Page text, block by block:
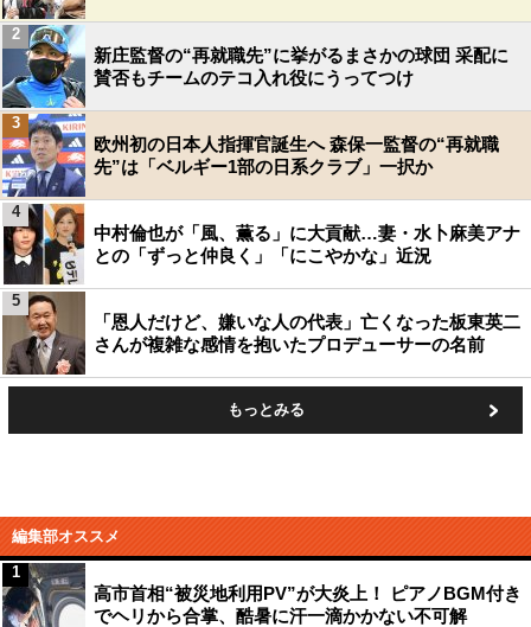
新庄監督の“再就職先”に挙がるまさかの球団 采配に
賛否もチームのテコ入れ役にうってつけ
2
欧州初の日本人指揮官誕生へ 森保一監督の“再就職
先”は「ベルギー1部の日系クラブ」一択か
3
中村倫也が「風、薫る」に大貢献…妻・水卜麻美アナ
との「ずっと仲良く」「にこやかな」近況
4
「恩人だけど、嫌いな人の代表」亡くなった板東英二
さんが複雑な感情を抱いたプロデューサーの名前
5
もっとみる
編集部オススメ
高市首相“被災地利用PV”が大炎上！ ピアノBGM付き
でヘリから合掌、酷暑に汗一滴かかない不可解
1